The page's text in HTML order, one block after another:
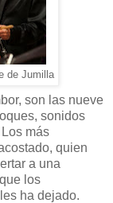
de Jumilla
son las nueve
sonidos
más
quien
a una
los
ha dejado.